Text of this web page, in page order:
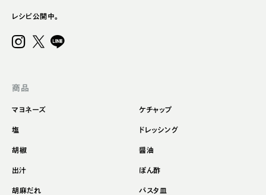
レシピ公開中。
商品
マヨネーズ ケチャップ
塩 ドレッシング
胡椒 醤油
出汁 ぽん酢
胡麻だれ パスタ皿